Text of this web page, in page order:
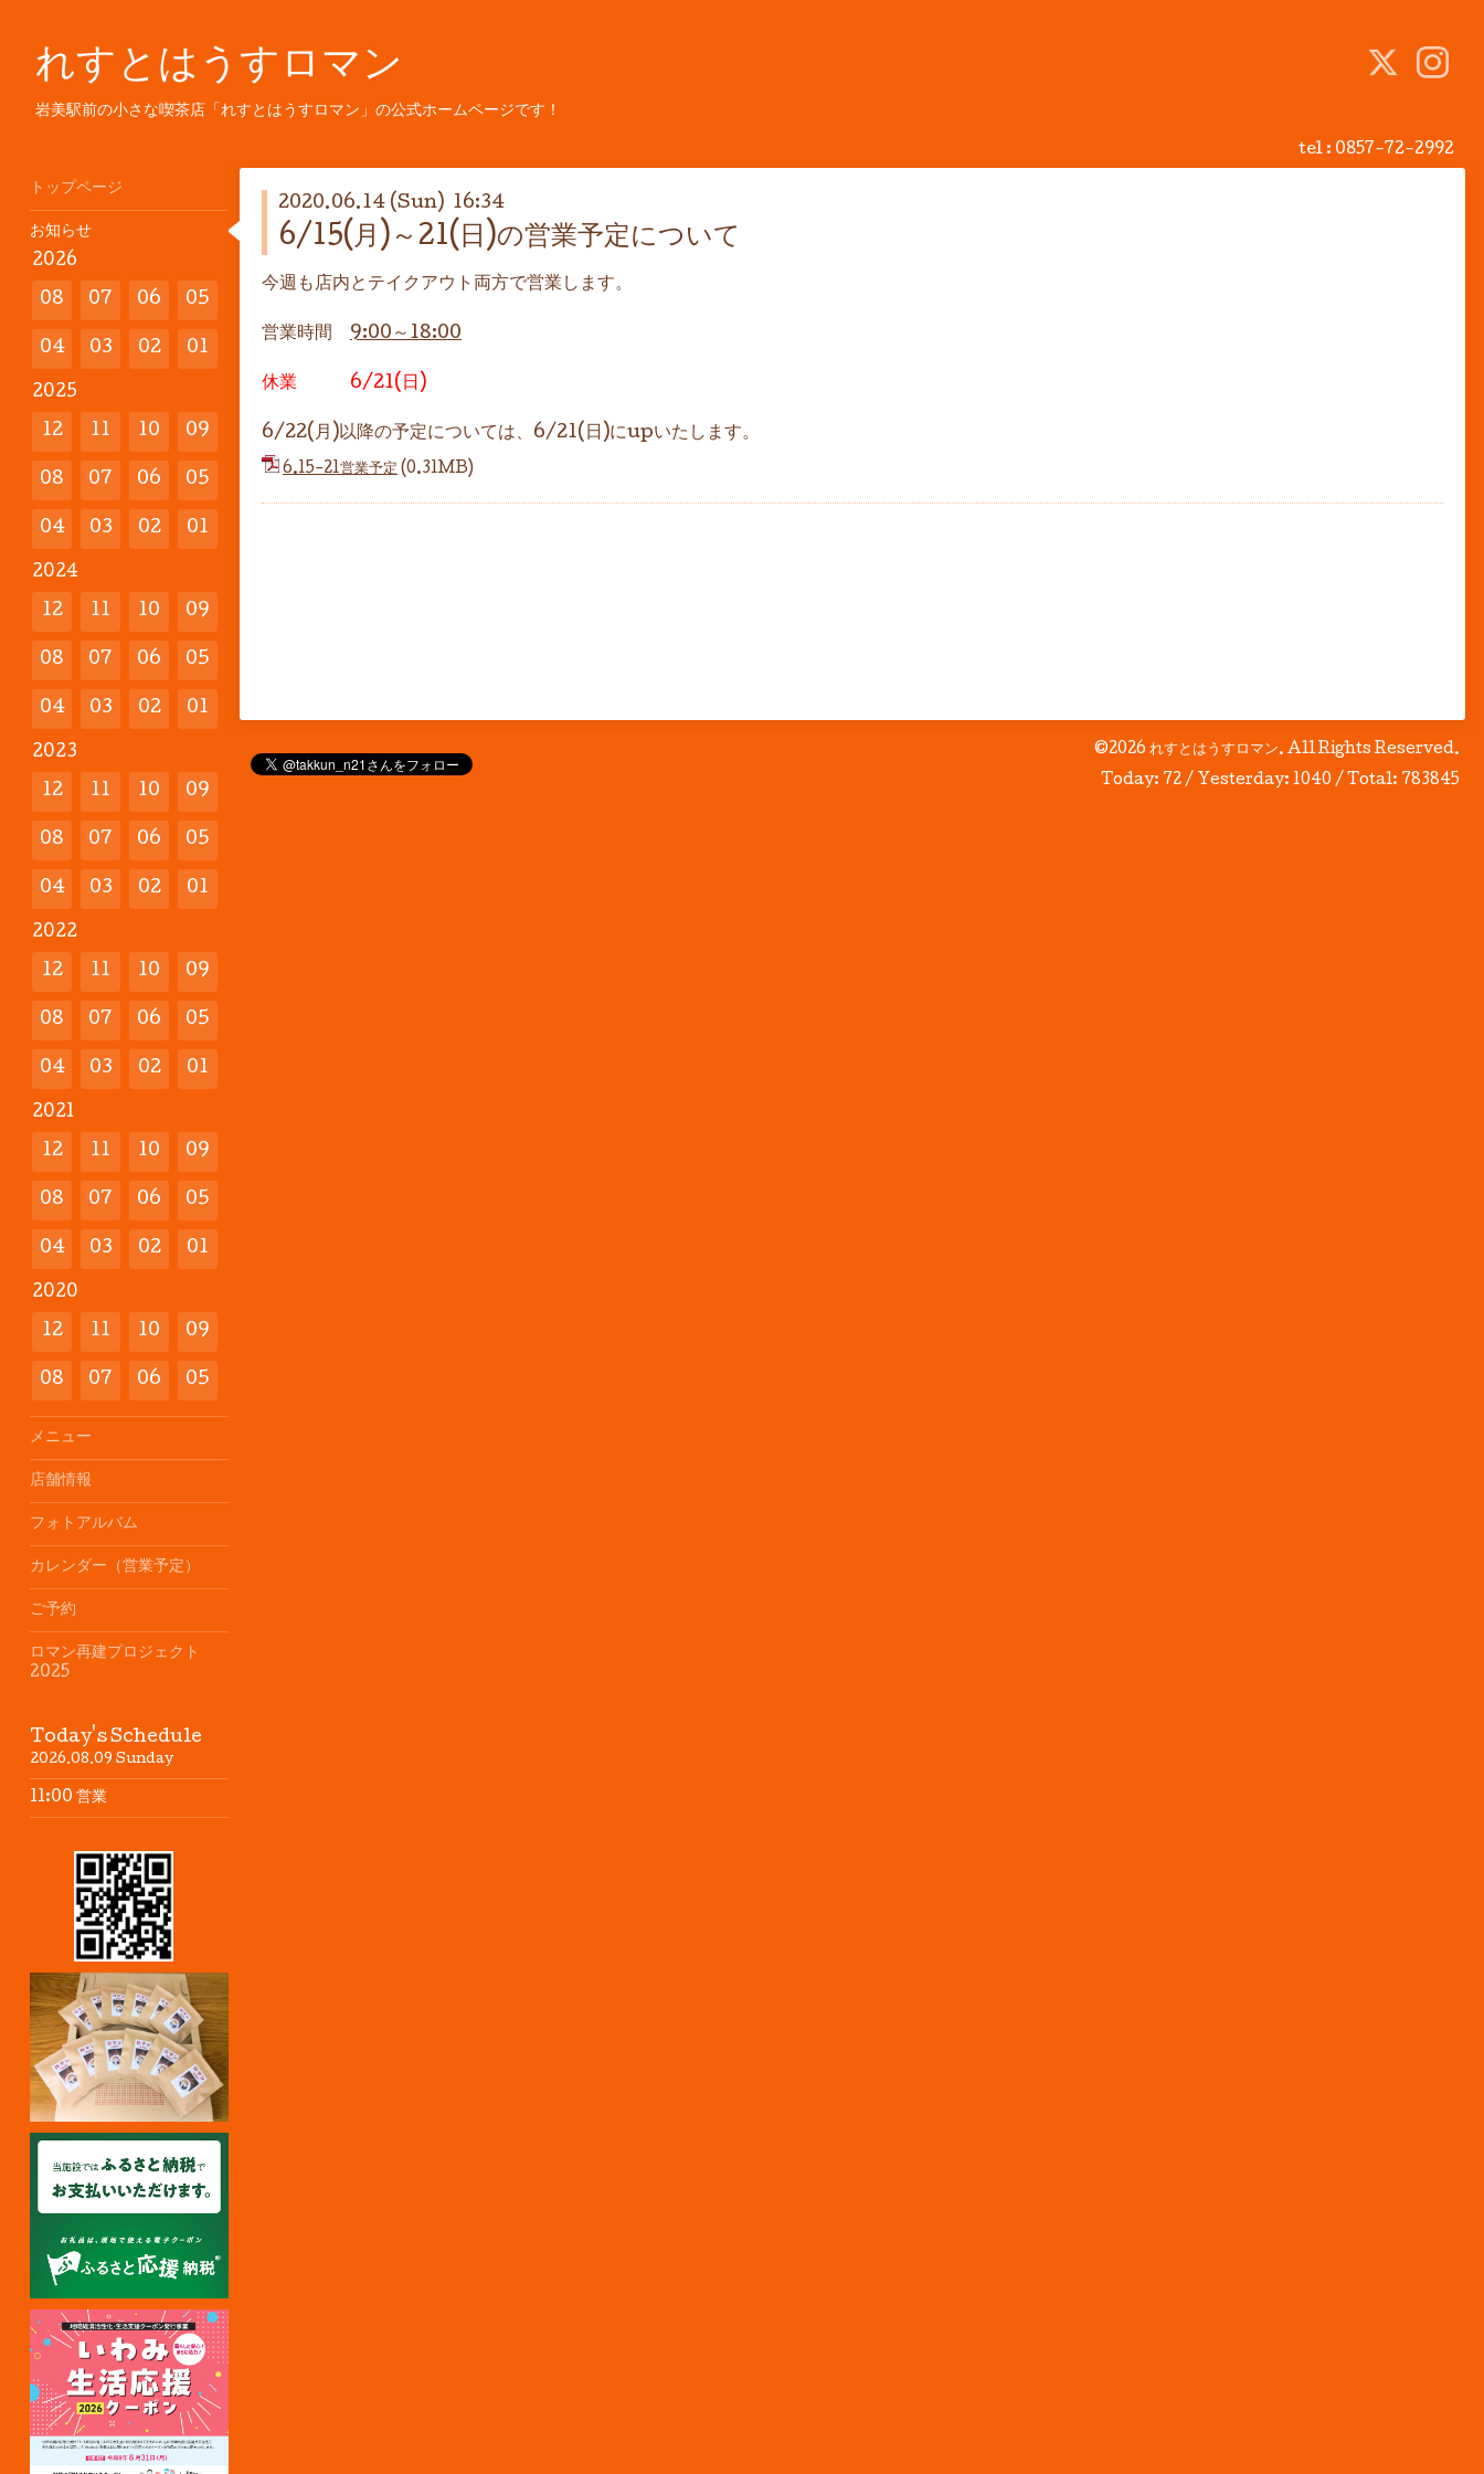
れすとはうすロマン
岩美駅前の小さな喫茶店「れすとはうすロマン」の公式ホームページです！
tel : 0857-72-2992
2020.06.14 (Sun) 16:34
6/15(月)～21(日)の営業予定について
今週も店内とテイクアウト両方で営業します。
営業時間 9:00～18:00
休業 6/21(日)
6/22(月)以降の予定については、6/21(日)にupいたします。
6.15-21営業予定 (0.31MB)
©2026 れすとはうすロマン. All Rights Reserved.
Today: 72 / Yesterday: 1040 / Total: 783845
トップページ
お知らせ
2026
08 07 06 05
04 03 02 01
2025
12 11 10 09
08 07 06 05
04 03 02 01
2024
12 11 10 09
08 07 06 05
04 03 02 01
2023
12 11 10 09
08 07 06 05
04 03 02 01
2022
12 11 10 09
08 07 06 05
04 03 02 01
2021
12 11 10 09
08 07 06 05
04 03 02 01
2020
12 11 10 09
08 07 06 05
メニュー
店舗情報
フォトアルバム
カレンダー（営業予定）
ご予約
ロマン再建プロジェクト
2025
Today's Schedule
2026.08.09 Sunday
11:00 営業